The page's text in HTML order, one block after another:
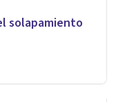
solapamiento